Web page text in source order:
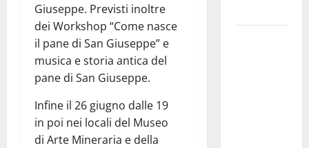
Giuseppe. Previsti inoltre
dei Workshop “Come nasce
il pane di San Giuseppe” e
musica e storia antica del
pane di San Giuseppe.
Infine il 26 giugno dalle 19
in poi nei locali del Museo
di Arte Mineraria e della